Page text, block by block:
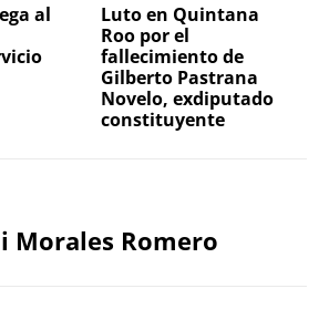
al
Luto en Quintana
Roo por el
fallecimiento de
Gilberto Pastrana
Novelo, exdiputado
constituyente
Morales Romero